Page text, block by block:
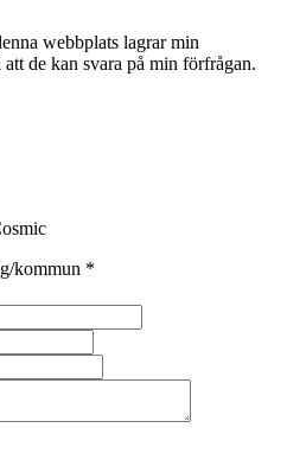
webbplats lagrar min
de kan svara på min förfrågan.
kommun *